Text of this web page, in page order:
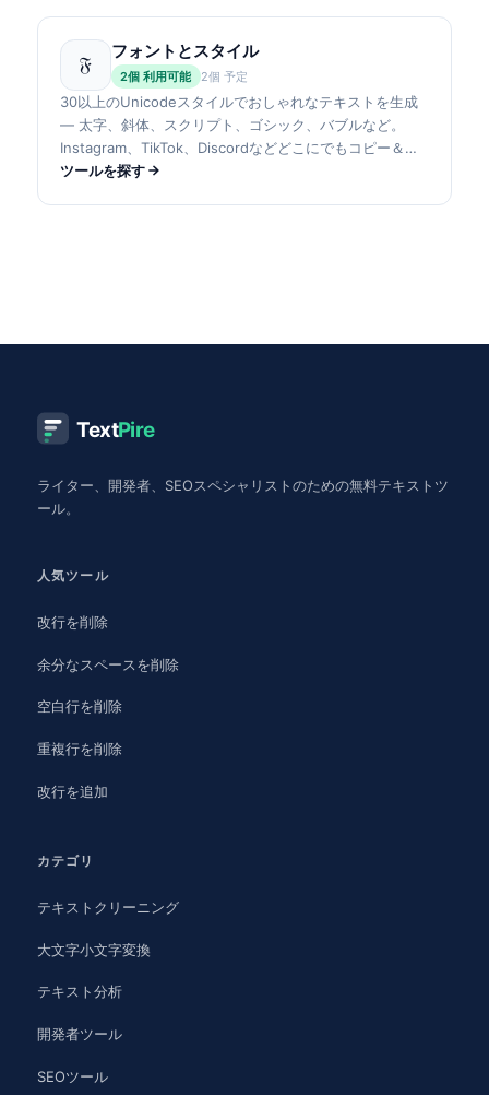
𝔉
フォントとスタイル
2個 利用可能 2個 予定
30以上のUnicodeスタイルでおしゃれなテキストを生成
— 太字、斜体、スクリプト、ゴシック、バブルなど。
Instagram、TikTok、Discordなどどこにでもコピー＆ペ
ースト。
ツールを探す
TextPire
ライター、開発者、SEOスペシャリストのための無料テキストツ
ール。
人気ツール
改行を削除
余分なスペースを削除
空白行を削除
重複行を削除
改行を追加
カテゴリ
テキストクリーニング
大文字小文字変換
テキスト分析
開発者ツール
SEOツール